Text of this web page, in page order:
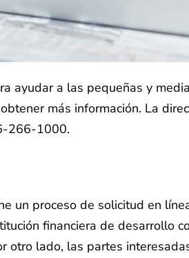
ayudar a las pequeñas y
más información. La
266-1000.
un proceso de solicitud en
financiera de desarrollo
otro lado, las partes